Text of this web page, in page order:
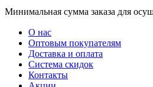
Минимальная сумма заказа для
О нас
Оптовым покупателям
Доставка и оплата
Система скидок
Контакты